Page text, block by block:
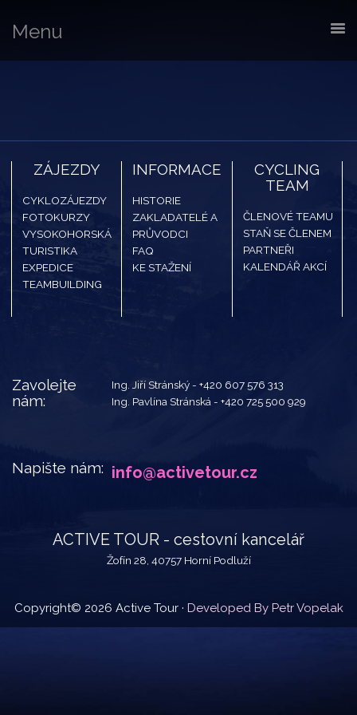
Menu
ZÁJEZDY
CYKLOZÁJEZDY
FOTOKURZY
VYSOKOHORSKÁ
TURISTIKA
EXPEDICE
TEAMBUILDING
INFORMACE
HISTORIE
ZAKLADATELÉ A
PRŮVODCI
FAQ
KE STAŽENÍ
CYCLING
TEAM
ČLENOVÉ TEAMU
STAŇ SE ČLENEM
PARTNEŘI
KALENDÁŘ AKCÍ
Zavolejte
nám:
Ing. Jiří Stránský -+420 607 576 313
Ing. Pavlína Stránská -+420 725 500 929
Napište nám: info@activetour.cz
ACTIVE TOUR - cestovní kancelář
Žofín 28, 40757 Horní Podluží
Copyright© 2026 Active Tour · Developed By Petr Vopelak